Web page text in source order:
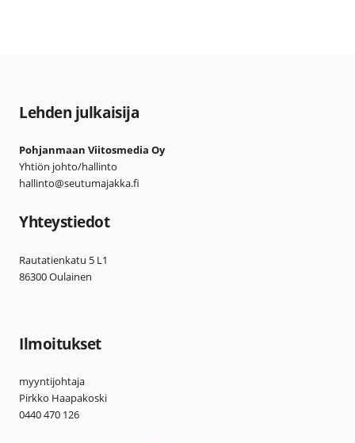
Lehden julkaisija
Pohjanmaan Viitosmedia Oy
Yhtiön johto/hallinto
hallinto@seutumajakka.fi
Yhteystiedot
Rautatienkatu 5 L1
86300 Oulainen
Ilmoitukset
myyntijohtaja
Pirkko Haapakoski
0440 470 126